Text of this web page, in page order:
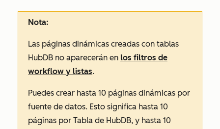
Nota:
Las páginas dinámicas creadas con tablas
HubDB no aparecerán en los filtros de
workflow y listas.
Puedes crear hasta 10 páginas dinámicas por
fuente de datos. Esto significa hasta 10
páginas por Tabla de HubDB, y hasta 10